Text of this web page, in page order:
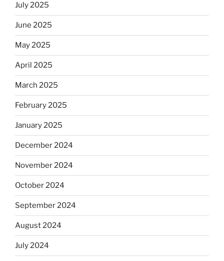
July 2025
June 2025
May 2025
April 2025
March 2025
February 2025
January 2025
December 2024
November 2024
October 2024
September 2024
August 2024
July 2024